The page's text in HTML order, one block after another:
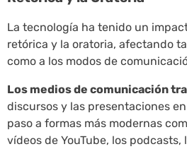
La tecnología ha tenido un
retórica y la oratoria, afectando
como a los modos de
Los medios de comunicación
discursos y las presentaciones
paso a formas más modernas
vídeos de YouTube, los podcasts,